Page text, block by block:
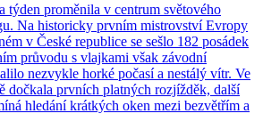
týden proměnila v centrum světového
Na historicky prvním mistrovství Evropy
v České republice se sešlo 182 posádek
průvodu s vlajkami však závodní
nezvykle horké počasí a nestálý vítr. Ve
dočkala prvních platných rozjížděk, další
hledání krátkých oken mezi bezvětřím a